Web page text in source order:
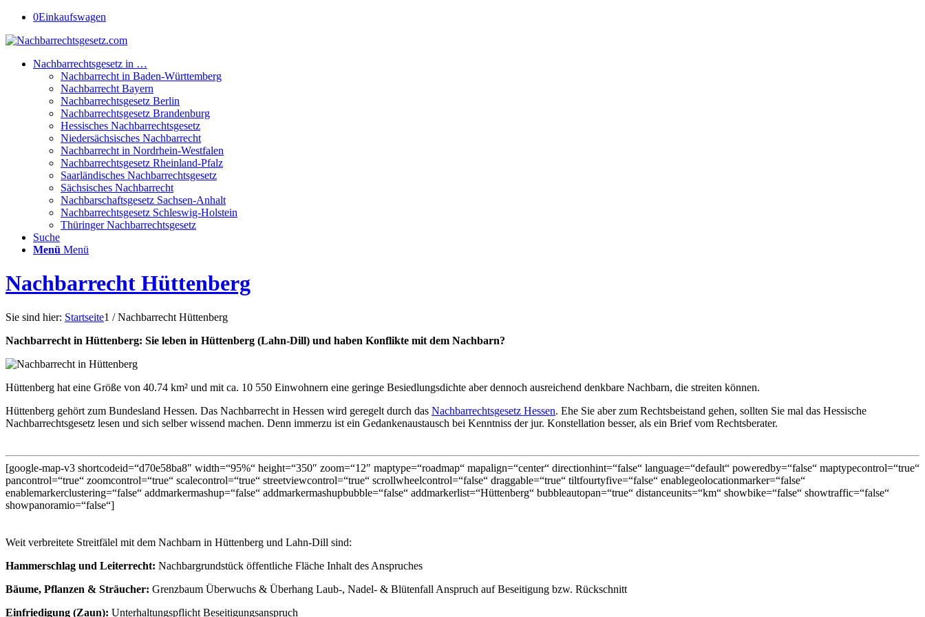
0Einkaufswagen
Nachbarrechtsgesetz in …
Nachbarrecht in Baden-Württemberg
Nachbarrecht Bayern
Nachbarrechtsgesetz Berlin
Nachbarrechtsgesetz Brandenburg
Hessisches Nachbarrechtsgesetz
Niedersächsisches Nachbarrecht
Nachbarrecht in Nordrhein-Westfalen
Nachbarrechtsgesetz Rheinland-Pfalz
Saarländisches Nachbarrechtsgesetz
Sächsisches Nachbarrecht
Nachbarschaftsgesetz Sachsen-Anhalt
Nachbarrechtsgesetz Schleswig-Holstein
Thüringer Nachbarrechtsgesetz
Suche
Menü Menü
Nachbarrecht Hüttenberg
Sie sind hier: Startseite1 / Nachbarrecht Hüttenberg
Nachbarrecht in Hüttenberg: Sie leben in Hüttenberg (Lahn-Dill) und haben Konflikte mit dem Nachbarn?
Hüttenberg hat eine Größe von 40.74 km² und mit ca. 10 550 Einwohnern eine geringe Besiedlungsdichte aber dennoch ausreichend denkbare Nachbarn, die streiten können.
Hüttenberg gehört zum Bundesland Hessen. Das Nachbarrecht in Hessen wird geregelt durch das Nachbarrechtsgesetz Hessen. Ehe Sie aber zum Rechtsbeistand gehen, sollten Sie mal das Hessische
Nachbarrechtsgesetz lesen und sich selber wissend machen. Denn immerzu ist ein Gedankenaustausch bei Kenntniss der jur. Konstellation besser, als ein Brief vom Rechtsberater.
[google-map-v3 shortcodeid=“d70e58ba8″ width=“95%“ height=“350″ zoom=“12″ maptype=“roadmap“ mapalign=“center“ directionhint=“false“ language=“default“ poweredby=“false“ maptypecontrol=“true“
pancontrol=“true“ zoomcontrol=“true“ scalecontrol=“true“ streetviewcontrol=“true“ scrollwheelcontrol=“false“ draggable=“true“ tiltfourtyfive=“false“ enablegeolocationmarker=“false“
enablemarkerclustering=“false“ addmarkermashup=“false“ addmarkermashupbubble=“false“ addmarkerlist=“Hüttenberg“ bubbleautopan=“true“ distanceunits=“km“ showbike=“false“ showtraffic=“false“
showpanoramio=“false“]
Weit verbreitete Streitfälel mit dem Nachbarn in Hüttenberg und Lahn-Dill sind:
Hammerschlag und Leiterrecht: Nachbargrundstück öffentliche Fläche Inhalt des Anspruches
Bäume, Pflanzen & Sträucher: Grenzbaum Überwuchs & Überhang Laub-, Nadel- & Blütenfall Anspruch auf Beseitigung bzw. Rückschnitt
Einfriedigung (Zaun): Unterhaltungspflicht Beseitigungsanspruch